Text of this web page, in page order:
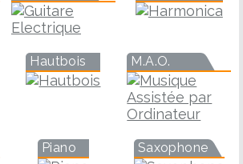
Hautbois M.A.O.
Piano Saxophone